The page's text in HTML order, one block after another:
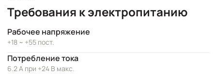
Требования к электропитанию
Рабочее напряжение
+18 ~ +55 пост.
Потребление тока
6.2 А при +24 В макс.